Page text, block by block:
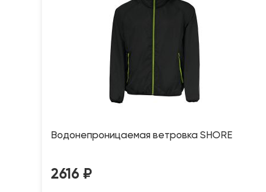
Водонепроницаемая ветровка SHORE
2616 ₽